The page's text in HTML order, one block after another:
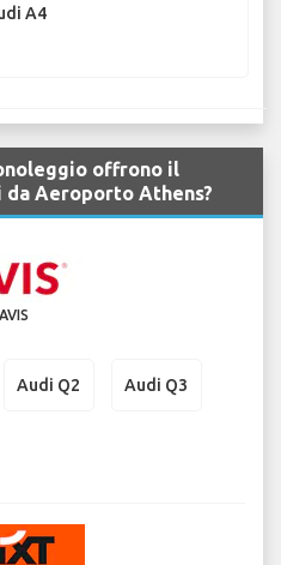
A4
offrono il
Aeroporto Athens?
AVIS
Audi Q2 Audi Q3